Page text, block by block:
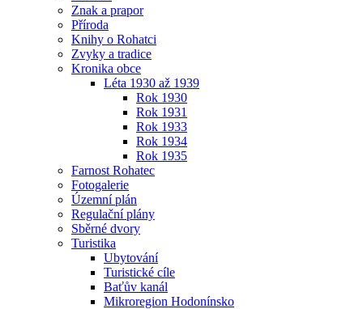
Znak a prapor
Příroda
Knihy o Rohatci
Zvyky a tradice
Kronika obce
Léta 1930 až 1939
Rok 1930
Rok 1931
Rok 1933
Rok 1934
Rok 1935
Farnost Rohatec
Fotogalerie
Územní plán
Regulační plány
Sběrné dvory
Turistika
Ubytování
Turistické cíle
Baťův kanál
Mikroregion Hodonínsko